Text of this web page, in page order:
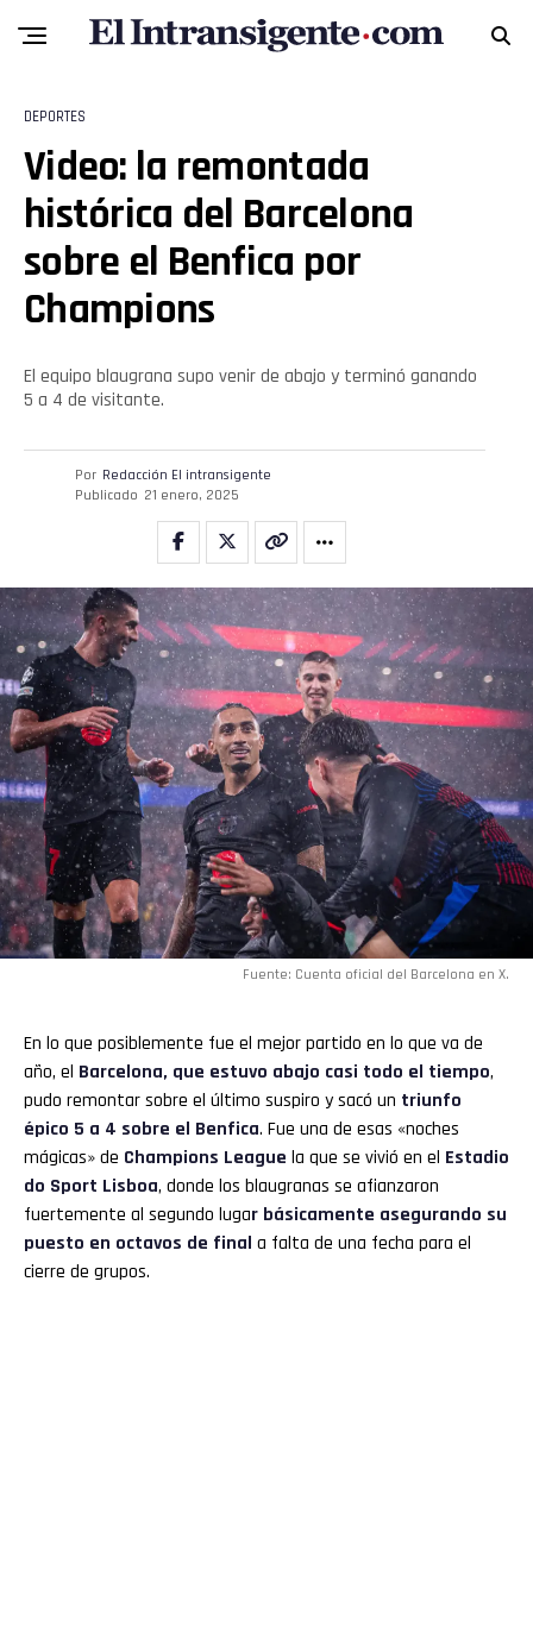
DEPORTES
Video: la remontada
histórica del Barcelona
sobre el Benfica por
Champions
El equipo blaugrana supo venir de abajo y terminó ganando
5 a 4 de visitante.
Por Redacción El intransigente
Publicado 21 enero, 2025
Fuente: Cuenta oficial del Barcelona en X.
En lo que posiblemente fue el mejor partido en lo que va de
año, el Barcelona, que estuvo abajo casi todo el tiempo,
pudo remontar sobre el último suspiro y sacó un triunfo
épico 5 a 4 sobre el Benfica. Fue una de esas «noches
mágicas» de Champions League la que se vivió en el Estadio
do Sport Lisboa, donde los blaugranas se afianzaron
fuertemente al segundo lugar básicamente asegurando su
puesto en octavos de final a falta de una fecha para el
cierre de grupos.
Flipboard
Reddit
Pinterest
Whatsapp
Email